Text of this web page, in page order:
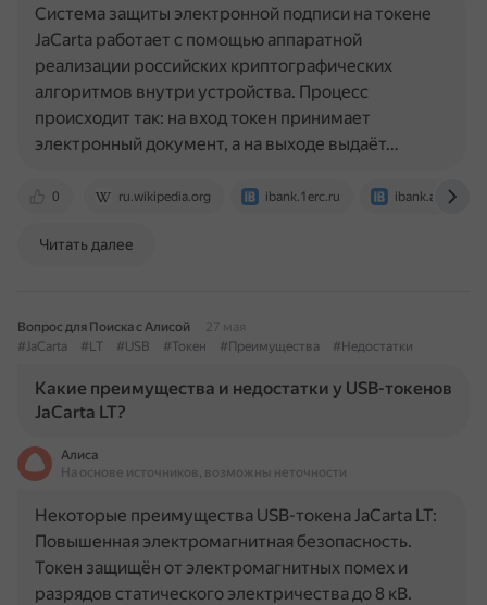
0 ru.wikipedia.org ibank.1erc.ru ibank.abank.ru
Система защиты электронной подписи на токене
JaCarta работает с помощью аппаратной
реализации российских криптографических
алгоритмов внутри устройства. Процесс
происходит так: на вход токен принимает
электронный документ, а на выходе выдаёт…
Читать далее
Вопрос для Поиска с Алисой
27 мая
#JaCarta
#LT #USB #Токен #Преимущества #Недостатки
Какие преимущества и недостатки у USB-токенов
JaCarta LT?
Алиса
На основе источников, возможны неточности
Некоторые преимущества USB-токена JaCarta LT:
Повышенная электромагнитная безопасность.
Токен защищён от электромагнитных помех и
разрядов статического электричества до 8 кВ.